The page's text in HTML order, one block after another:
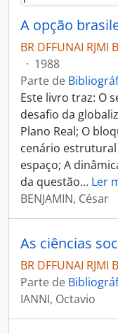
A opção
BR DFFUNAI RJMI
· 1988
Parte de
Este livro traz: O
desafio da
Plano Real; O
cenário
espaço; A
da questão… Ler
BENJAMIN, César
BR DFFUNAI RJMI
Parte de
IANNI, Octavio